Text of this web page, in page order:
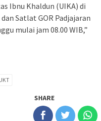
Ibnu Khaldun (UIKA) di
Satlat GOR Padjajaran
mulai jam 08.00 WIB,”
SHARE